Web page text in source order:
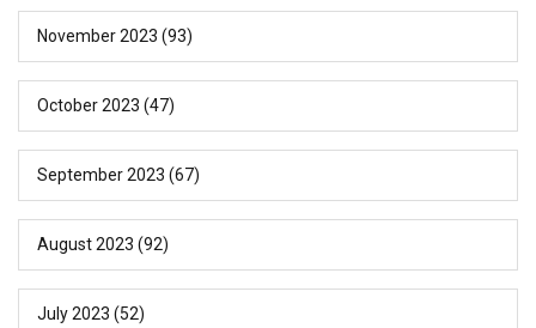
November 2023 (93)
October 2023 (47)
September 2023 (67)
August 2023 (92)
July 2023 (52)